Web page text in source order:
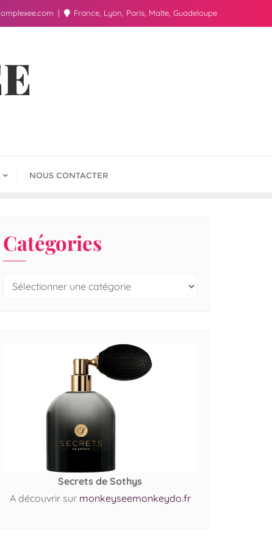
France, Lyon, Paris, Malte, Guadeloupe
NOUS CONTACTER
Catégories
Secrets de Sothys
A découvrir sur monkeyseemonkeydo.fr